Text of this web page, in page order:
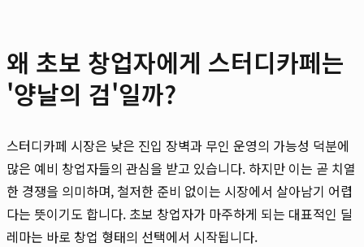
왜 초보 창업자에게 스터디카페는
'양날의 검'일까?
스터디카페 시장은 낮은 진입 장벽과 무인 운영의 가능성 덕분에
많은 예비 창업자들의 관심을 받고 있습니다. 하지만 이는 곧 치열
한 경쟁을 의미하며, 철저한 준비 없이는 시장에서 살아남기 어렵
다는 뜻이기도 합니다. 초보 창업자가 마주하게 되는 대표적인 딜
레마는 바로 창업 형태의 선택에서 시작됩니다.